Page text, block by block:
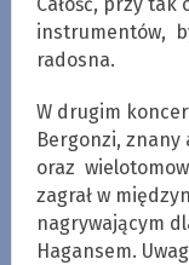
Całość, przy
instrumentów,
radosna.
W drugim
Bergonzi,
oraz
zagrał w
nagrywającym
Hagansem.